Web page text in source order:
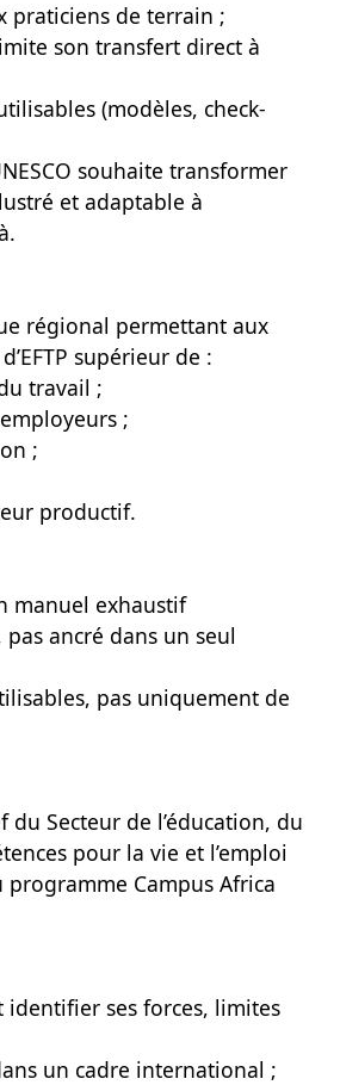
praticiens de terrain ;
son transfert direct à
(modèles, check-
souhaite transformer
et adaptable à
régional permettant aux
supérieur de :
travail ;
;
;
productif.
manuel exhaustif
ancré dans un seul
pas uniquement de
Secteur de l’éducation, du
pour la vie et l’emploi
Campus Africa
identifier ses forces, limites
un cadre international ;